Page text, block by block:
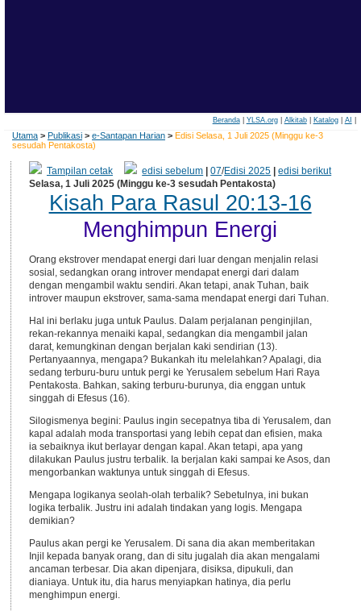
Beranda| YLSA.org| Alkitab| Katalog| AI
Utama > Publikasi > e-Santapan Harian > Edisi Selasa, 1 Juli 2025 (Minggu ke-3
sesudah Pentakosta)
Tampilan cetak edisi sebelum |07/Edisi 2025 |edisi berikut
Selasa, 1 Juli 2025 (Minggu ke-3 sesudah Pentakosta)
Kisah Para Rasul 20:13-16
Menghimpun Energi
Orang ekstrover mendapat energi dari luar dengan menjalin relasi
sosial, sedangkan orang introver mendapat energi dari dalam
dengan mengambil waktu sendiri. Akan tetapi, anak Tuhan, baik
introver maupun ekstrover, sama-sama mendapat energi dari Tuhan.
Hal ini berlaku juga untuk Paulus. Dalam perjalanan penginjilan,
rekan-rekannya menaiki kapal, sedangkan dia mengambil jalan
darat, kemungkinan dengan berjalan kaki sendirian (13).
Pertanyaannya, mengapa? Bukankah itu melelahkan? Apalagi, dia
sedang terburu-buru untuk pergi ke Yerusalem sebelum Hari Raya
Pentakosta. Bahkan, saking terburu-burunya, dia enggan untuk
singgah di Efesus (16).
Silogismenya begini: Paulus ingin secepatnya tiba di Yerusalem, dan
kapal adalah moda transportasi yang lebih cepat dan efisien, maka
ia sebaiknya ikut berlayar dengan kapal. Akan tetapi, apa yang
dilakukan Paulus justru terbalik. Ia berjalan kaki sampai ke Asos, dan
mengorbankan waktunya untuk singgah di Efesus.
Mengapa logikanya seolah-olah terbalik? Sebetulnya, ini bukan
logika terbalik. Justru ini adalah tindakan yang logis. Mengapa
demikian?
Paulus akan pergi ke Yerusalem. Di sana dia akan memberitakan
Injil kepada banyak orang, dan di situ jugalah dia akan mengalami
ancaman terbesar. Dia akan dipenjara, disiksa, dipukuli, dan
dianiaya. Untuk itu, dia harus menyiapkan hatinya, dia perlu
menghimpun energi.